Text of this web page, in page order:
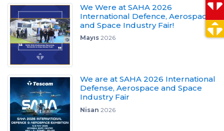
We Were at SAHA 2026
International Defence, Aerospace
and Space Industry Fair!
Mayıs2026
We are at SAHA 2026 International
Defense, Aerospace and Space
Industry Fair
Nisan 2026